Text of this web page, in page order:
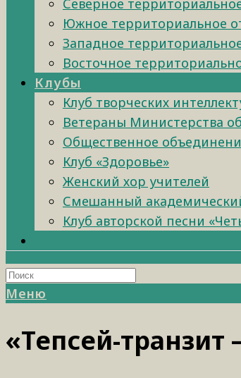
Северное
Южное территориальное
Западное
Восточное
Клубы
Клуб творческих
Ветераны Министерства
Общественное
Клуб «Здоровье»
Женский хор учителей
Смешанный
Клуб авторской песни
Меню
«Тепсей-транзит